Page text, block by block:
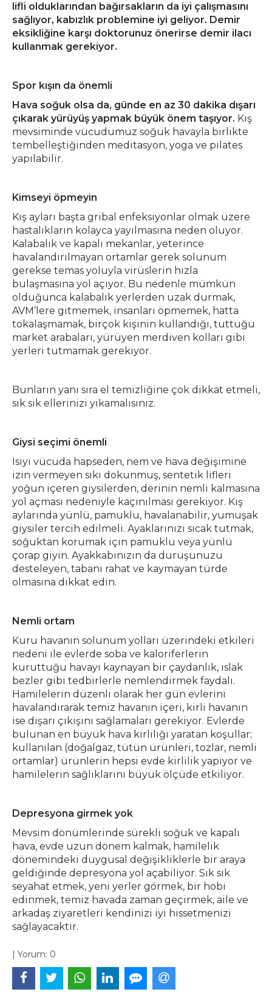
lifli olduklarından bağırsakların da iyi çalışmasını
sağlıyor, kabızlık problemine iyi geliyor. Demir
eksikliğine karşı doktorunuz önerirse demir ilacı
kullanmak gerekiyor.
Spor kışın da önemli
Hava soğuk olsa da, günde en az 30 dakika dışarı
çıkarak yürüyüş yapmak büyük önem taşıyor. Kış
mevsiminde vücudumuz soğuk havayla birlikte
tembelleştiğinden meditasyon, yoga ve pilates
yapılabilir.
Kimseyi öpmeyin
Kış ayları başta gribal enfeksiyonlar olmak üzere
hastalıkların kolayca yayılmasına neden oluyor.
Kalabalık ve kapalı mekanlar, yeterince
havalandırılmayan ortamlar gerek solunum
gerekse temas yoluyla virüslerin hızla
bulaşmasına yol açıyor. Bu nedenle mümkün
olduğunca kalabalık yerlerden uzak durmak,
AVM’lere gitmemek, insanları öpmemek, hatta
tokalaşmamak, birçok kişinin kullandığı, tuttuğu
market arabaları, yürüyen merdiven kolları gibi
yerleri tutmamak gerekiyor.
Bunların yanı sıra el temizliğine çok dikkat etmeli,
sık sık ellerinizi yıkamalısınız.
Giysi seçimi önemli
Isıyı vücuda hapseden, nem ve hava değişimine
izin vermeyen sıkı dokunmuş, sentetik lifleri
yoğun içeren giysilerden, derinin nemli kalmasına
yol açması nedeniyle kaçınılması gerekiyor. Kış
aylarında yünlü, pamuklu, havalanabilir, yumuşak
giysiler tercih edilmeli. Ayaklarınızı sıcak tutmak,
soğuktan korumak için pamuklu veya yünlü
çorap giyin. Ayakkabınızın da duruşunuzu
desteleyen, tabanı rahat ve kaymayan türde
olmasına dikkat edin.
Nemli ortam
Kuru havanın solunum yolları üzerindeki etkileri
nedeni ile evlerde soba ve kaloriferlerin
kuruttuğu havayı kaynayan bir çaydanlık, ıslak
bezler gibi tedbirlerle nemlendirmek faydalı.
Hamilelerin düzenli olarak her gün evlerini
havalandırarak temiz havanın içeri, kirli havanın
ise dışarı çıkışını sağlamaları gerekiyor. Evlerde
bulunan en büyük hava kirliliği yaratan koşullar;
kullanılan (doğalgaz, tütün ürünleri, tozlar, nemli
ortamlar) ürünlerin hepsi evde kirlilik yapıyor ve
hamilelerin sağlıklarını büyük ölçüde etkiliyor.
Depresyona girmek yok
Mevsim dönümlerinde sürekli soğuk ve kapalı
hava, evde uzun dönem kalmak, hamilelik
dönemindeki duygusal değişikliklerle bir araya
geldiğinde depresyona yol açabiliyor. Sık sık
seyahat etmek, yeni yerler görmek, bir hobi
edinmek, temiz havada zaman geçirmek, aile ve
arkadaş ziyaretleri kendinizi iyi hissetmenizi
sağlayacaktır.
Yorum: 0